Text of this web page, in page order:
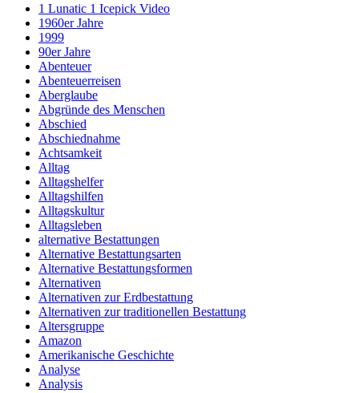
1 Lunatic 1 Icepick Video
1960er Jahre
1999
90er Jahre
Abenteuer
Abenteuerreisen
Aberglaube
Abgründe des Menschen
Abschied
Abschiednahme
Achtsamkeit
Alltag
Alltagshelfer
Alltagshilfen
Alltagskultur
Alltagsleben
alternative Bestattungen
Alternative Bestattungsarten
Alternative Bestattungsformen
Alternativen
Alternativen zur Erdbestattung
Alternativen zur traditionellen Bestattung
Altersgruppe
Amazon
Amerikanische Geschichte
Analyse
Analysis